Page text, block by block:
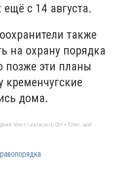
с 14 августа.
также
на охрану порядка
позже эти планы
кременчугские
дома.
текст і натисніть Ctrl + Enter, щоб